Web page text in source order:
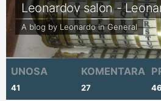
Leonardov salon -
A blog by LeonardoinGeneral
UNOSA
41
KOMENTARA
27